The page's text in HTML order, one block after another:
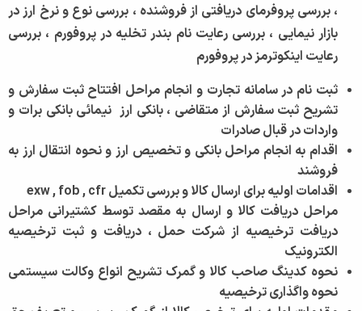
، بررسی پروفرمای دریافتی از فروشنده ، بررسی نوع و نرخ ارز در
بازار نیمایی ، بررسی رعایت نام بندر تخلیه در پروفورم ، بررسی
رعایت اینکوترمز در پروفورم
ثبت نام در سامانه تجارت و انجام مراحل افتتاح ثبت سفارش و
تشریح ثبت سفارش از متقاضی ، بانکی ارز نیمائی بانکی برات و
واردات در قبال صادرات
اقدام به انجام مراحل بانکی و تخصیص ارز و نحوه انتقال ارز به
فروشند
اقدامات اولیه برای ارسال کالا و بررسی تکمیل exw , fob , cfr
مراحل دریافت کالا و ارسال به مقصد توسط کشتیرانی مراحل
دریافت ترخیصیه از شرکت حمل ، دریافت و ثبت ترخیصیه
الکترونیک
نحوه کدینگ صاحب کالا و گمرک تشریح انواع وکالت سیستمی
نحوه واگذاری ترخیصیه